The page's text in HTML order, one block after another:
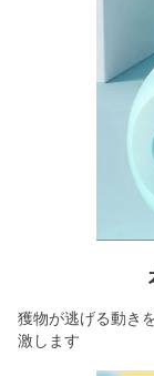
獲物が逃げる動き
激します